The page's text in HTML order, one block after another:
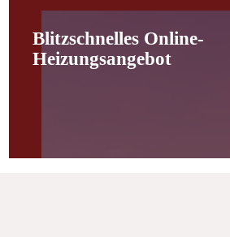
Blitzschnelles Online-
Heizungsangebot